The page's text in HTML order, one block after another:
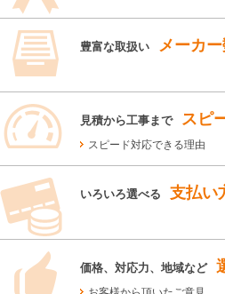
豊富な取扱い メーカ
見積から工事まで スピ
スピード対応できる理由
いろいろ選べる 支払い
価格、対応力、地域など